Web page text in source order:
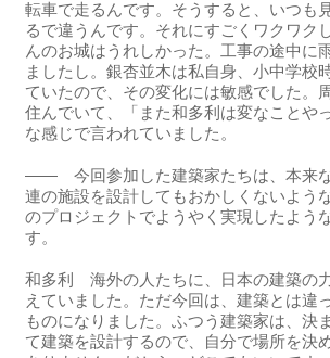
転車で走るんです。そうすると、いつも
るで違うんです。それにすごくワクワク
んのお城はうれしかった。工事の途中に
ましたし。銀杏並木は私自身、小中学校
ていたので、その変化には敏感でした。
住んでいて、「また和多利は変なことや
な感じで言われていました。
―― 今回参加した建築家たちは、本来
連の施設を設計してもおかしくないよう
のプロジェクトでようやく実現したよう
す。
和多利 海外の人たちに、日本の建築の
えていました。ただ今回は、建築とは違
ものになりました。ふつう建築家は、決
て建築を設計するので、自分で場所を決